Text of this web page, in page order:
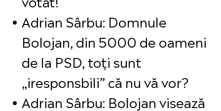
Adrian Sârbu: Domnule
Bolojan, din 5000 de oameni
de la PSD, toți sunt
„iresponsbili” că nu vă vor?
Adrian Sârbu: Bolojan visează